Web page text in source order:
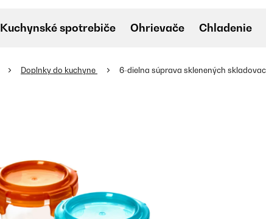
Kuchynské spotrebiče Ohrievače Chladenie
Doplnky do kuchyne 6-dielna súprava sklenených